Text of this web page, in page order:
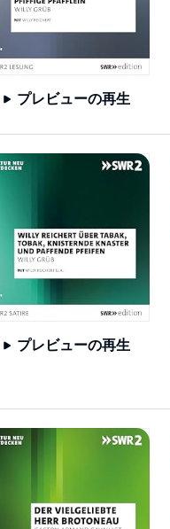
プレビューの再生
プレビューの再生